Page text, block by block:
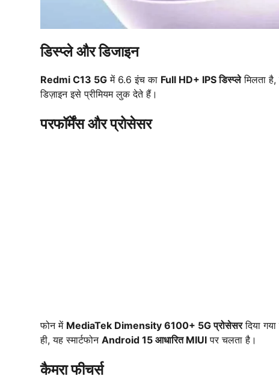
डिस्प्ले और डिजाइन
Redmi C13 5G में 6.6 इंच का Full HD+ IPS डिस्प्लेमिलता
डिज़ाइन इसे प्रीमियम लुक देते हैं।
परफॉर्मेंस और प्रोसेसर
फोन में MediaTek Dimensity 6100+ 5G प्रोसेसरदिया
ही, यह स्मार्टफोन Android 15 आधारित MIUI पर चलता है।
कैमरा फीचर्स